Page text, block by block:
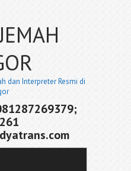
dan Interpreter Resmi di